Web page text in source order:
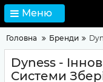
Меню
Головна Бренди
Dyness -
Системи